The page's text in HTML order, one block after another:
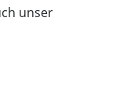
unser